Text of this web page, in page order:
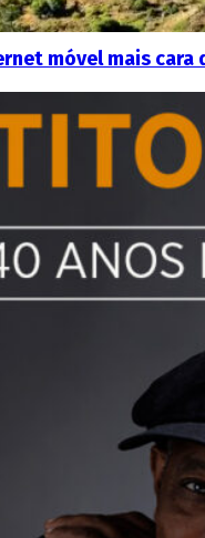
móvel mais cara